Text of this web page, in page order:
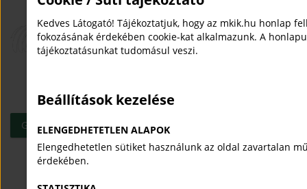
Green Wheels projekt
Kedves Látogató! Tájékoztatjuk, hogy az mkik.hu honlap
fokozásának érdekében cookie-kat alkalmazunk. A
tájékoztatásunkat tudomásul veszi.
Beállítások kezelése
ELENGEDHETETLEN ALAPOK
Elengedhetetlen sütiket használunk az oldal zavartalan
érdekében.